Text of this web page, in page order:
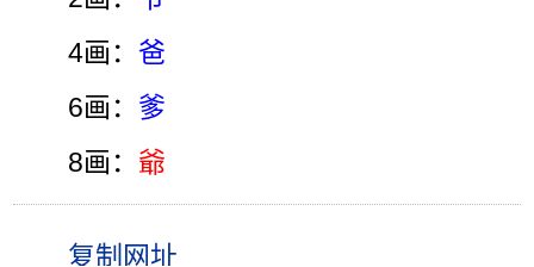
4画： 爸
6画： 爹
8画： 爺